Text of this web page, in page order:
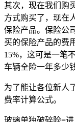
其次，现在我们购
方式购买了，现在
保险产品。保险公
买的保险产品的费
15%，这可是一笔
车辆全险一年多少
为了能让各位新人
费率计算公式。
玻璃单独破碎险=